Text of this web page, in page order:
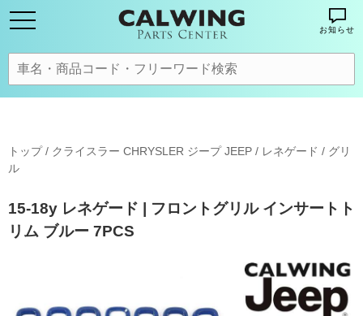
お知らせ
トップ/ クライスラー CHRYSLER ジープ JEEP / レネゲード / グリ
ル
15-18y レネゲード | フロントグリル インサートト
リム ブルー 7PCS